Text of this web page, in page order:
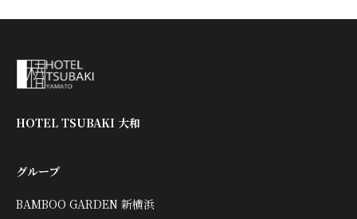
HOTEL TSUBAKI 大和
グループ
BAMBOO GARDEN 新横浜